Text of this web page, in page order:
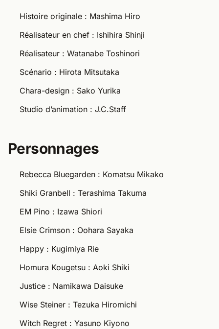
Histoire originale : Mashima Hiro
Réalisateur en chef : Ishihira Shinji
Réalisateur : Watanabe Toshinori
Scénario : Hirota Mitsutaka
Chara-design : Sako Yurika
Studio d’animation : J.C.Staff
Personnages
Rebecca Bluegarden : Komatsu Mikako
Shiki Granbell : Terashima Takuma
EM Pino : Izawa Shiori
Elsie Crimson : Oohara Sayaka
Happy : Kugimiya Rie
Homura Kougetsu : Aoki Shiki
Justice : Namikawa Daisuke
Wise Steiner : Tezuka Hiromichi
Witch Regret : Yasuno Kiyono